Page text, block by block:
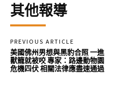
其他報導
PREVIOUS ARTICLE
美國佛州男想與黑豹合照 一進
獸籠就被咬 專家：路邊動物園
危機四伏 相關法律應盡速通過